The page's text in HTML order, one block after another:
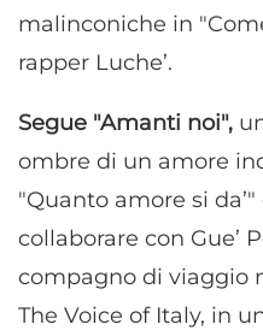
malinconiche in
rapper Luche’.
Segue "Amanti noi",
ombre di un amore
"Quanto amore si
collaborare con Gue’
compagno di viaggio
The Voice of Italy, in